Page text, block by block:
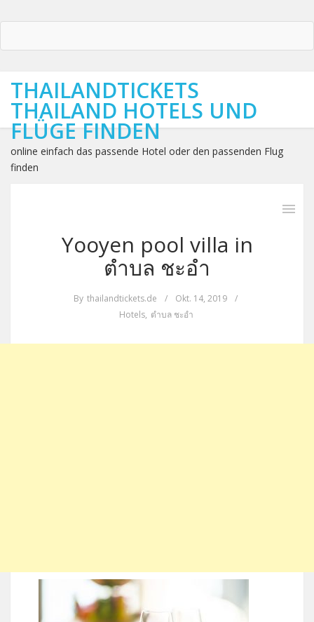
THAILANDTICKETS
THAILAND HOTELS UND
FLÜGE FINDEN
online einfach das passende Hotel oder den passenden Flug
finden
Yooyen pool villa in
ตำบล ชะอำ
By thailandtickets.de / Okt. 14, 2019
/
Hotels, ตำบล ชะอำ